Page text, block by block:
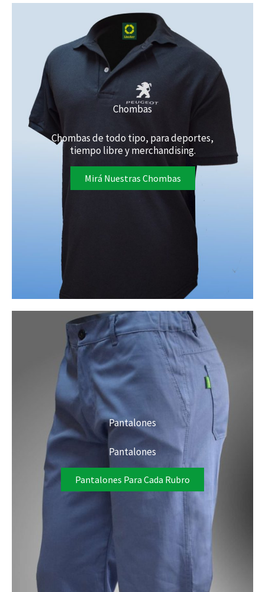
Chombas
Chombas de todo tipo, para deportes,
tiempo libre y merchandising.
Mirá Nuestras Chombas
Pantalones
Pantalones
Pantalones Para Cada Rubro